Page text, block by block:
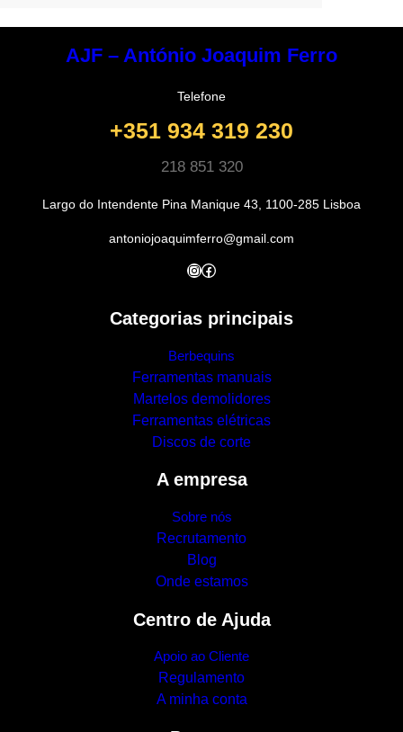
AJF – António Joaquim Ferro
Telefone
+351 934 319 230
218 851 320
Largo do Intendente Pina Manique 43, 1100-285 Lisboa
antoniojoaquimferro@gmail.com
InstagramFacebook
Categorias principais
Berbequins
Ferramentas manuais
Martelos demolidores
Ferramentas elétricas
Discos de corte
A empresa
Sobre nós
Recrutamento
Blog
Onde estamos
Centro de Ajuda
Apoio ao Cliente
Regulamento
A minha conta